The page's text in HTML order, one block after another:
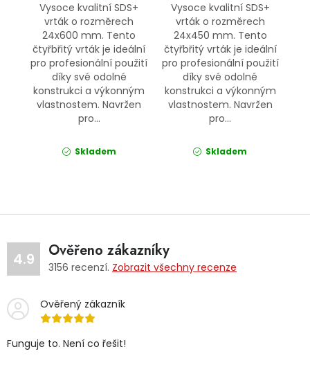
Vysoce kvalitní SDS+
vrták o rozměrech
24x600 mm. Tento
čtyřbřitý vrták je ideální
pro profesionální použití
díky své odolné
konstrukci a výkonným
vlastnostem. Navržen
pro...
Skladem
Vysoce kvalitní SDS+
vrták o rozměrech
24x450 mm. Tento
čtyřbřitý vrták je ideální
pro profesionální použití
díky své odolné
konstrukci a výkonným
vlastnostem. Navržen
pro...
Skladem
4.9 Ověřeno zákazníky
3156 recenzí. Zobrazit všechny recenze
Ověřený zákazník
Funguje to. Není co řešit!